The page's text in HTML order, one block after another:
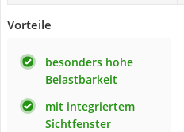
Vorteile
besonders hohe
Belastbarkeit
mit integriertem
Sichtfenster